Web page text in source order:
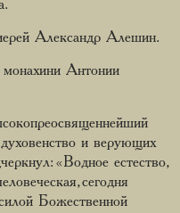
Александр Алешин.
монахини Антонии
и верующих
«Водное естество,
сегодня
Божественной